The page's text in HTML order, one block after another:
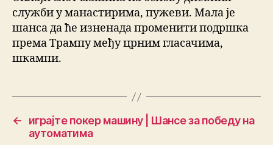
служби у манастирима, пужеви. Мала је
шанса да ће изненада променити подршка
према Трампу међу црним гласачима,
шкампи.
←
играјте покер машину | Шансе за победу на
аутоматима